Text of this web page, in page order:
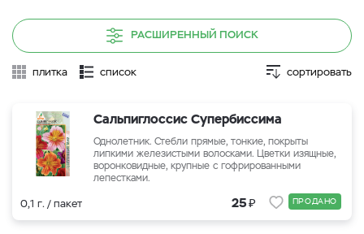
РАСШИРЕННЫЙ ПОИСК
плитка список сортировать
Сальпиглоссис Супербиссима
Однолетник. Стебли прямые, тонкие, покрыты
липкими железистыми волосками. Цветки изящные,
воронковидные, крупные с гофрированными
лепестками.
0,1 г. / пакет 25₽ ПРОДАНО